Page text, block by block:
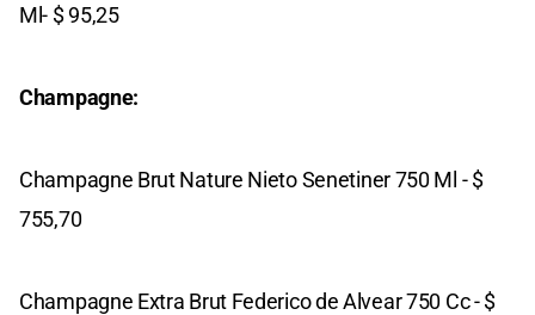
Ml- $ 95,25
Champagne:
Champagne Brut Nature Nieto Senetiner 750 Ml - $
755,70
Champagne Extra Brut Federico de Alvear 750 Cc - $